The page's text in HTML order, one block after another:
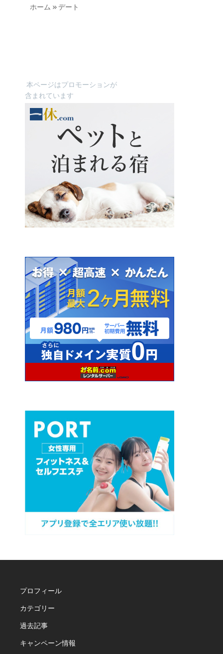
ホーム »デート
本ページはプロモーションが
含まれています
プロフィール
カテゴリー
過去記事
キャンペーン情報